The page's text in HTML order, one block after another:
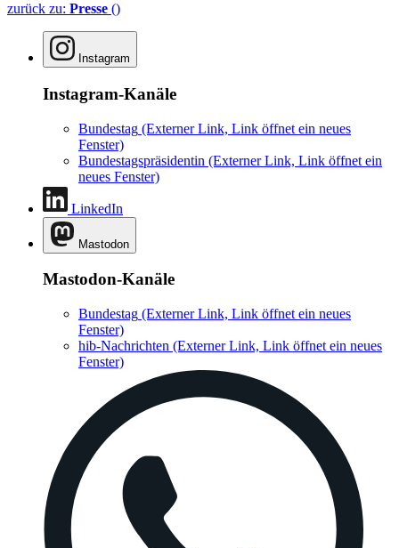
zurück zu: Presse ()
Instagram
Instagram-Kanäle
Bundestag (Externer Link, Link öffnet ein neues
Fenster)
Bundestagspräsidentin (Externer Link, Link öffnet ein
neues Fenster)
LinkedIn
Mastodon
Mastodon-Kanäle
Bundestag (Externer Link, Link öffnet ein neues
Fenster)
hib-Nachrichten (Externer Link, Link öffnet ein neues
Fenster)